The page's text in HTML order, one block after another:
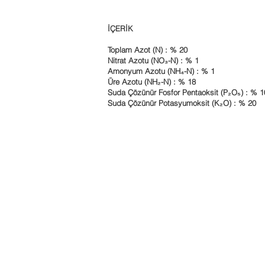
İÇERİK
Toplam Azot (N) : % 20
Nitrat Azotu (NO₃-N) : % 1
Amonyum Azotu (NH₄-N) : % 1
Üre Azotu (NH₂-N) : % 18
Suda Çözünür Fosfor Pentaoksit (P₂O₅) : %
Suda Çözünür Potasyumoksit (K₂O) : % 20